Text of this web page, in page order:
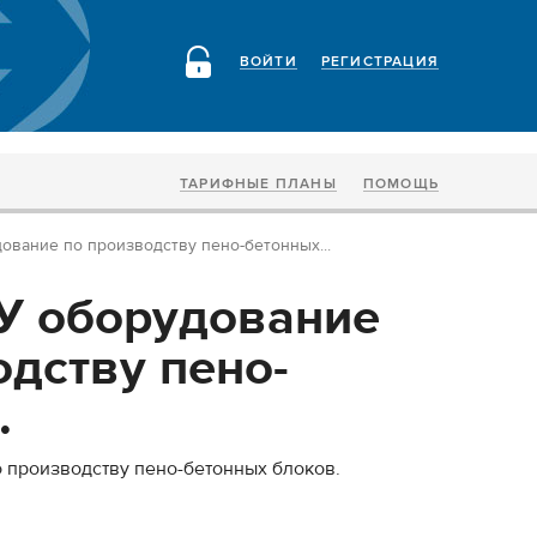
РЕГИСТРАЦИЯ
ВОЙТИ
ТАРИФНЫЕ ПЛАНЫ ПОМОЩЬ
по производству пено-бетонных...
оборудование
пено-
пено-бетонных блоков.